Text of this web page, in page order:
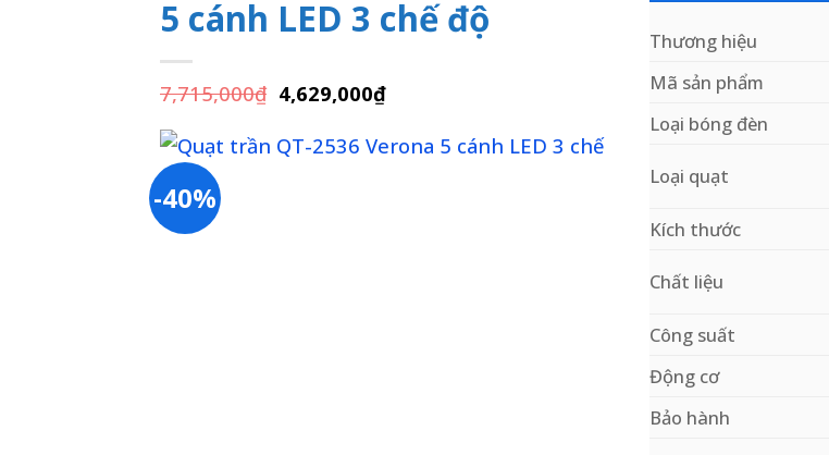
5 cánh LED 3 chế độ
7,715,000₫ Giá
gốc
7,715,000₫.
4,629,000₫Giá
là:
-40%
Thương hiệu
Mã sản phẩm
Loại bóng đèn
Loại quạt
Kích thước
Chất liệu
Công suất
Động cơ
Bảo hành